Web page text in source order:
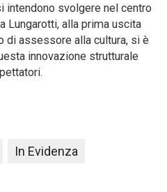
intendono svolgere nel centro
Lungarotti, alla prima uscita
di assessore alla cultura, si è
innovazione strutturale
In Evidenza